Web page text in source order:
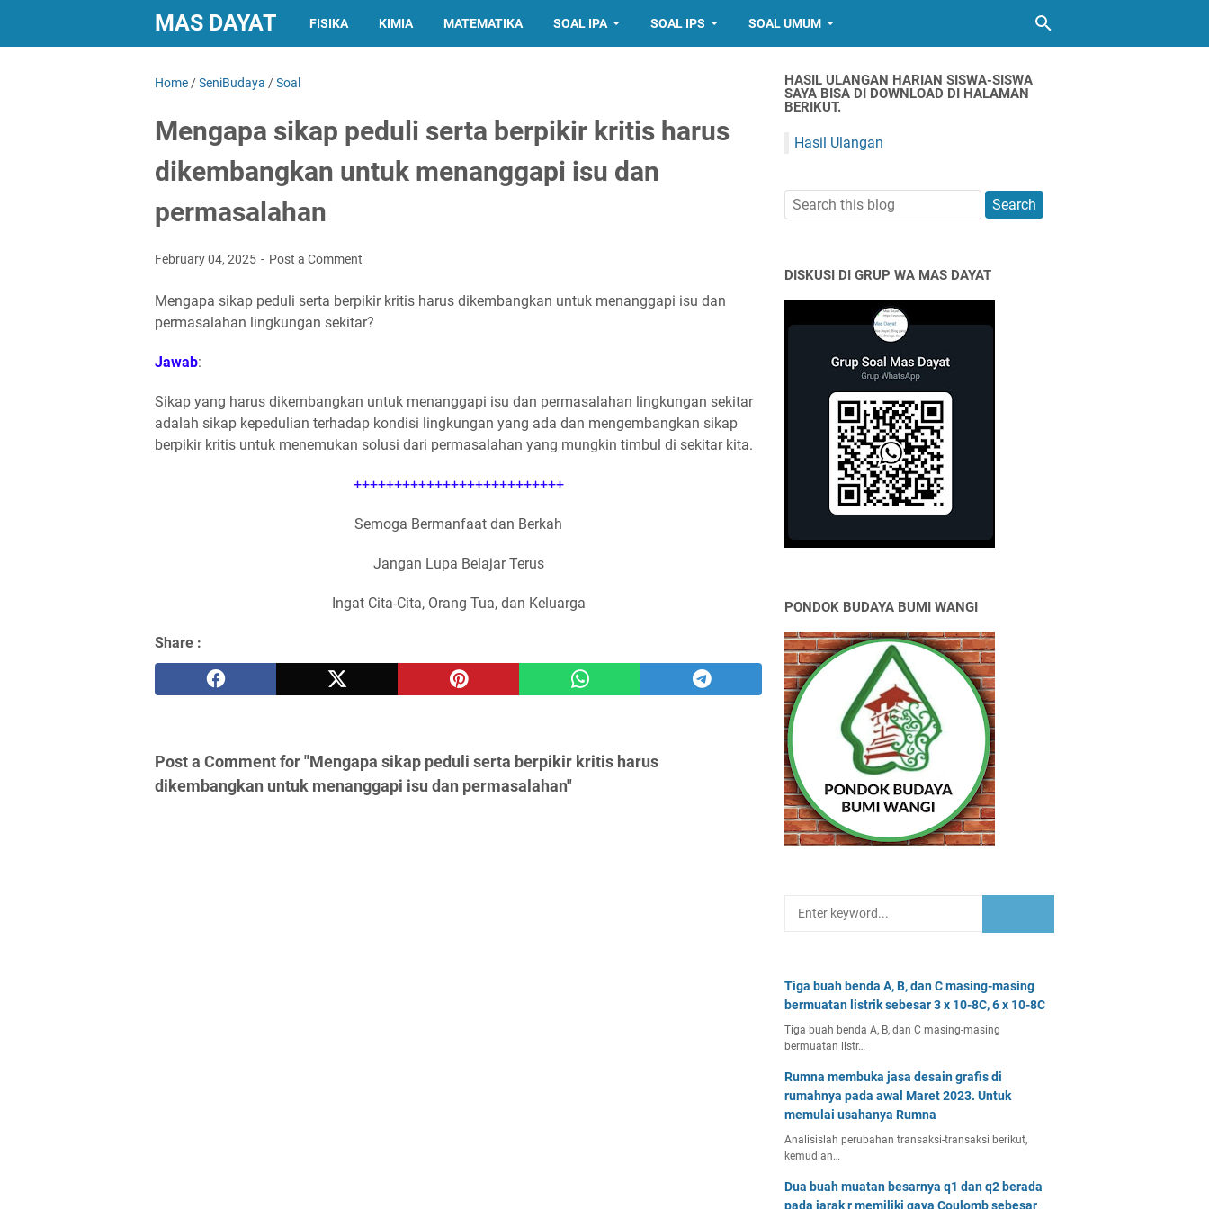
MAS DAYAT FISIKA KIMIA MATEMATIKA SOAL IPA SOAL IPS SOAL UMUM
Home /SeniBudaya /Soal
Mengapa sikap peduli serta berpikir kritis harus
dikembangkan untuk menanggapi isu dan
permasalahan
February 04, 2025 Post a Comment
Mengapa sikap peduli serta berpikir kritis harus dikembangkan untuk menanggapi isu dan
permasalahan lingkungan sekitar?
Jawab:
Sikap yang harus dikembangkan untuk menanggapi isu dan permasalahan lingkungan sekitar
adalah sikap kepedulian terhadap kondisi lingkungan yang ada dan mengembangkan sikap
berpikir kritis untuk menemukan solusi dari permasalahan yang mungkin timbul di sekitar kita.
++++++++++++++++++++++++++
Semoga Bermanfaat dan Berkah
Jangan Lupa Belajar Terus
Ingat Cita-Cita, Orang Tua, dan Keluarga
Share :
Post a Comment for "Mengapa sikap peduli serta berpikir kritis harus
dikembangkan untuk menanggapi isu dan permasalahan"
HASIL ULANGAN HARIAN SISWA-SISWA
SAYA BISA DI DOWNLOAD DI HALAMAN
BERIKUT.
Hasil Ulangan
DISKUSI DI GRUP WA MAS DAYAT
PONDOK BUDAYA BUMI WANGI
Tiga buah benda A, B, dan C masing-masing
bermuatan listrik sebesar 3 x 10-8C, 6 x 10-8C
Tiga buah benda A, B, dan C masing-masing
bermuatan listr…
Rumna membuka jasa desain grafis di
rumahnya pada awal Maret 2023. Untuk
memulai usahanya Rumna
Analisislah perubahan transaksi-transaksi berikut,
kemudian…
Dua buah muatan besarnya q1 dan q2 berada
pada jarak r memiliki gaya Coulomb sebesar